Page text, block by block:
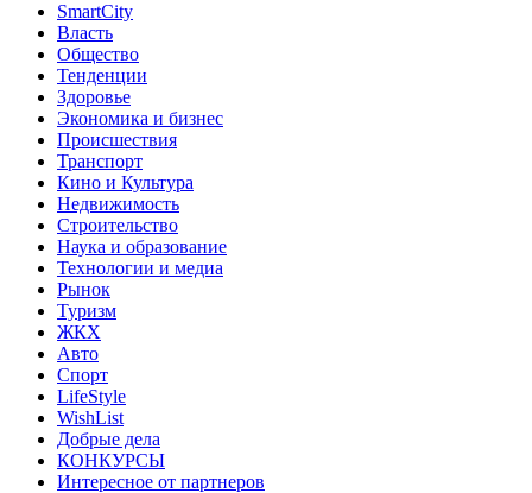
SmartCity
Власть
Общество
Тенденции
Здоровье
Экономика и бизнес
Происшествия
Транспорт
Кино и Культура
Недвижимость
Строительство
Наука и образование
Технологии и медиа
Рынок
Туризм
ЖКХ
Авто
Спорт
LifeStyle
WishList
Добрые дела
КОНКУРСЫ
Интересное от партнеров